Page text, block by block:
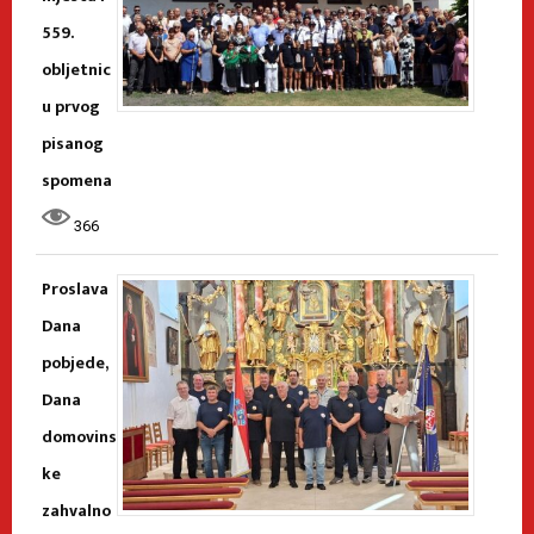
559.
obljetnic
u prvog
pisanog
spomena
366
Proslava
Dana
pobjede,
Dana
domovins
ke
zahvalno